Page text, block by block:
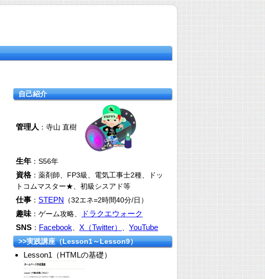
自己紹介
管理人 ：寺山 直樹
生年 ：S56年
資格：薬剤師、FP3級、電気工事士2種、ドッ
トコムマスター★、初級シスアド等
仕事 ： STEPN （32エネ=2時間40分/日）
趣味 ：ゲーム攻略、
ドラクエウォーク
SNS ： Facebook X（Twitter） YouTube
>>実践講座（Lesson1～Lesson9）
Lesson1（HTMLの基礎）